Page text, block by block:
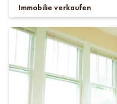
Immobilie verkaufen